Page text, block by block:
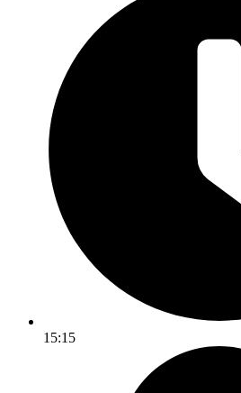
15:15